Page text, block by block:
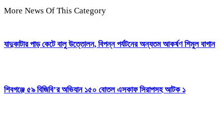
More News Of This Category
যাদুকাটার পাড় কেটে বালু উত্তোলন, বিপন্ন পর্যটনের অন্যতম আকর্ষণ শিমুল বাগান
শিবগঞ্জে ৫৯ বিজিবি’র অভিযান ১৫০ বোতল এসকাফ সিরাপসহ আটক ১